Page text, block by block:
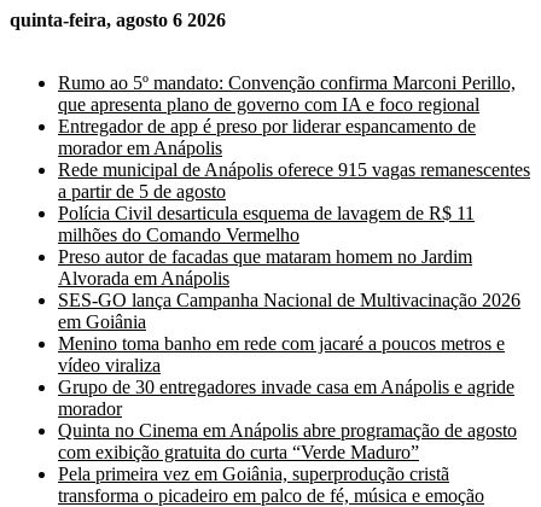
quinta-feira, agosto 6 2026
Rumo ao 5º mandato: Convenção confirma Marconi Perillo,
que apresenta plano de governo com IA e foco regional
Entregador de app é preso por liderar espancamento de
morador em Anápolis
Rede municipal de Anápolis oferece 915 vagas remanescentes
a partir de 5 de agosto
Polícia Civil desarticula esquema de lavagem de R$ 11
milhões do Comando Vermelho
Preso autor de facadas que mataram homem no Jardim
Alvorada em Anápolis
SES-GO lança Campanha Nacional de Multivacinação 2026
em Goiânia
Menino toma banho em rede com jacaré a poucos metros e
vídeo viraliza
Grupo de 30 entregadores invade casa em Anápolis e agride
morador
Quinta no Cinema em Anápolis abre programação de agosto
com exibição gratuita do curta “Verde Maduro”
Pela primeira vez em Goiânia, superprodução cristã
transforma o picadeiro em palco de fé, música e emoção